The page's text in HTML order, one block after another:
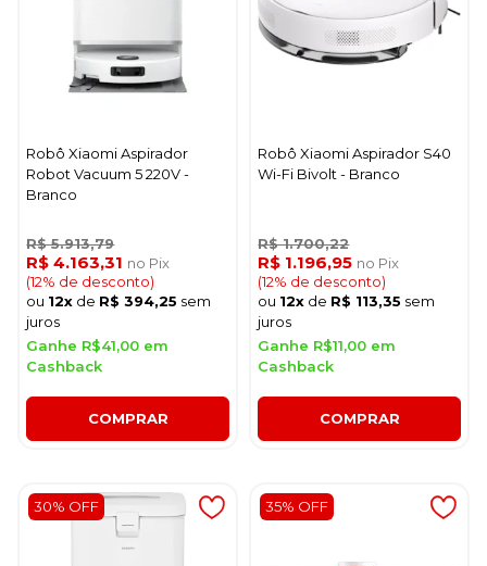
Robô Xiaomi Aspirador
Robot Vacuum 5 220V -
Branco
R$ 5.913,79
R$ 4.163,31 no Pix
(12% de desconto)
ou 12x de R$ 394,25 sem
juros
Ganhe R$41,00 em
Cashback
COMPRAR
Robô Xiaomi Aspirador S40
Wi-Fi Bivolt - Branco
R$ 1.700,22
R$ 1.196,95 no Pix
(12% de desconto)
ou 12x de R$ 113,35 sem
juros
Ganhe R$11,00 em
Cashback
COMPRAR
30% OFF 35% OFF